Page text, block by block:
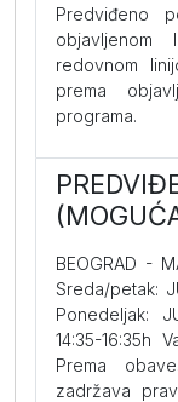
Predviđeno
redovnom
prema
programa.
BEOGRAD -
Sreda/petak:
Ponedeljak:
14:35-16:35h
Prema
zadržava